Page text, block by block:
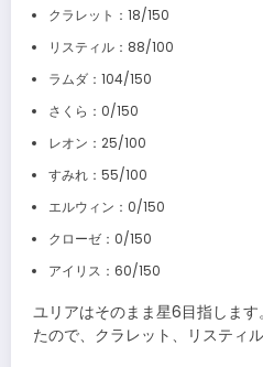
クラレット：18/150
リスティル：88/100
ラムダ：104/150
さくら：0/150
レオン：25/100
すみれ：55/100
エルウィン：0/150
クローゼ：0/150
アイリス：60/150
ユリアはそのまま星6目指しま
たので、クラレット、リスティ